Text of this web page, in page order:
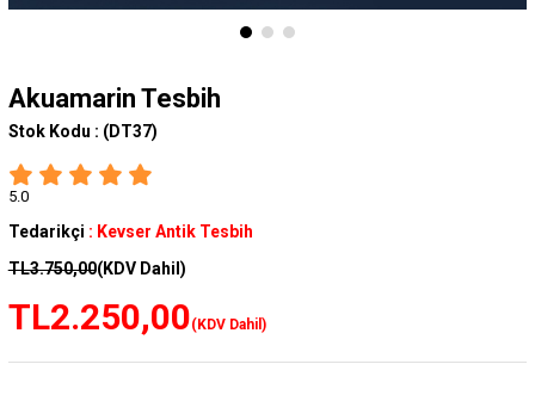
Akuamarin Tesbih
Stok Kodu : (DT37)
5.0
Tedarikçi : Kevser Antik Tesbih
TL3.750,00(KDV Dahil)
TL2.250,00(KDV Dahil)